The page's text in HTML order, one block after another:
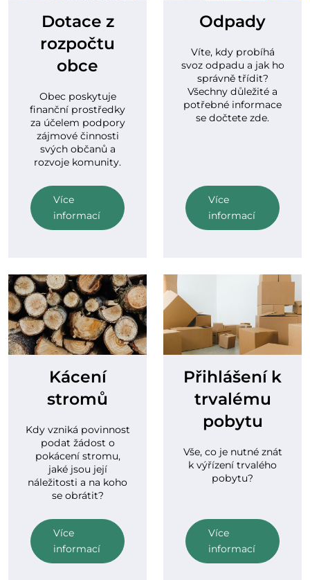
Dotace z
rozpočtu
obce
Obec poskytuje
finanční prostředky
za účelem podpory
zájmové činnosti
svých občanů a
rozvoje komunity.
Více
informací
Odpady
Víte, kdy probíhá
svoz odpadu a jak ho
správně třídit?
Všechny důležité a
potřebné informace
se dočtete zde.
Více
informací
Kácení
stromů
Kdy vzniká povinnost
podat žádost o
pokácení stromu,
jaké jsou její
náležitosti a na koho
se obrátit?
Více
informací
Přihlášení k
trvalému
pobytu
Vše, co je nutné znát
k výřízení trvalého
pobytu?
Více
informací